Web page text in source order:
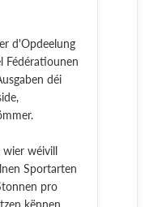
d'Opdeelung
Fédératiounen
déi
wier wéivill
Sportarten
pro
kënnen.